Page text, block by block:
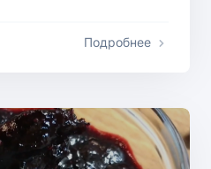
Подробнее